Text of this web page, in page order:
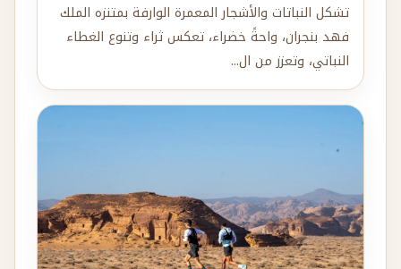
تشكل النباتات والأشجار المعمرة الوارفة بمتنزه الملك
فهد بنجران، واحةً خضراء، تعكس ثراء وتنوع الغطاء
النباتي، وتعزز من ال...